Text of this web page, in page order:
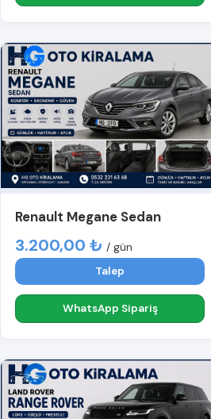
Renault Megane Sedan
3.200,00 ₺ / gün
Talep
WhatsApp Sipariş